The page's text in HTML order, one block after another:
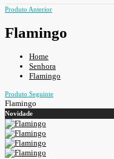
Produto Anterior
Flamingo
Home
Senhora
Flamingo
Produto Seguinte
Flamingo
Novidade